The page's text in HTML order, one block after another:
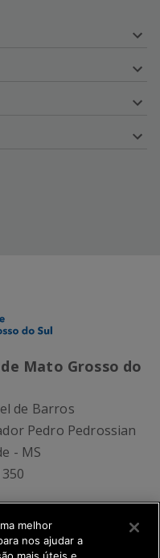
Mato Grosso do
de Barros
Pedro Pedrossian
- MS
melhor
nos ajudar a